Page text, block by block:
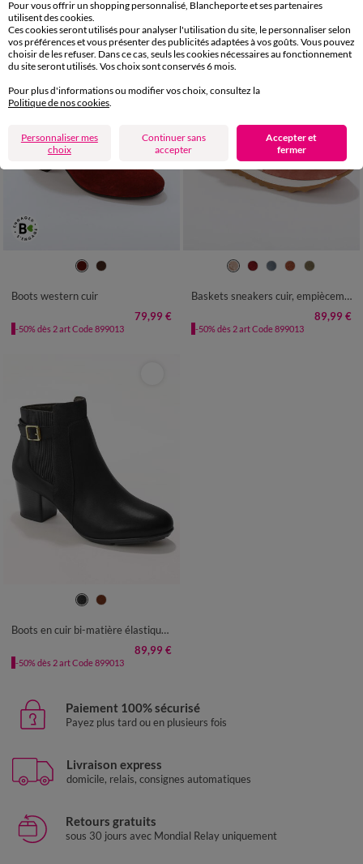
38 39
Boots western cuir
79,99 €
-50% dès 2 art Code 899013
36 37 38 39 40
Baskets sneakers cuir, empiècements fantaisie contrastés
89,99 €
-50% dès 2 art Code 899013
38 39
Boots en cuir bi-matière élastiquées à boucle et à talon
89,99 €
-50% dès 2 art Code 899013
Paiement 100% sécurisé
Payez plus tard ou en plusieurs fois
Livraison express
domicile, relais, consignes automatiques
Retours gratuits
sous 30 jours avec Mondial Relay uniquement
Pour vous offrir un shopping personnalisé, Blancheporte et ses partenaires
utilisent des cookies.
Ces cookies seront utilisés pour analyser l'utilisation du site, le personnaliser selon
vos préférences et vous présenter des publicités adaptées à vos goûts. Vous pouvez
choisir de les refuser. Dans ce cas, seuls les cookies nécessaires au fonctionnement
du site seront utilisés. Vos choix sont conservés 6 mois.
Pour plus d'informations ou modifier vos choix, consultez la
Politique de nos cookies.
Personnaliser mes
choix
Continuer sans
accepter
Accepter et
fermer